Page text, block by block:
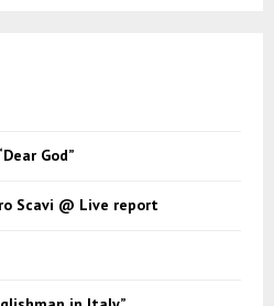
God”
Scavi @ Live report